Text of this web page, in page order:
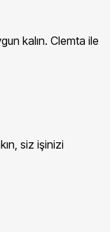
kalın. Clemta ile
siz işinizi